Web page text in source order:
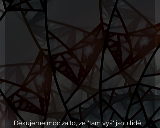
Děkujeme moc za to, že "tam výš" jsou lidé,